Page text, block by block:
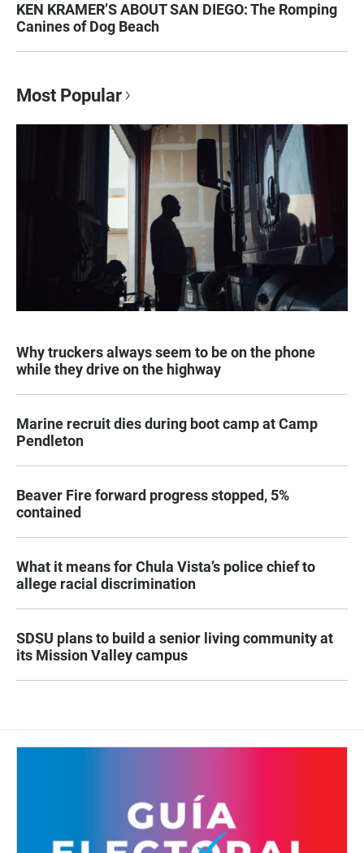
KEN KRAMER’S ABOUT SAN DIEGO: The Romping
Canines of Dog Beach
Most Popular
Why truckers always seem to be on the phone
while they drive on the highway
Marine recruit dies during boot camp at Camp
Pendleton
Beaver Fire forward progress stopped, 5%
contained
What it means for Chula Vista’s police chief to
allege racial discrimination
SDSU plans to build a senior living community at
its Mission Valley campus